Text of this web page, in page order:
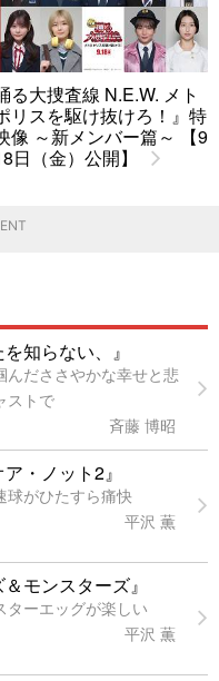
る大捜査線 N.E.W. メト
リスを駆け抜けろ！』特
像 ～新メンバー篇～ 【9
日（金）公開】
知らない、』
んだささやかな幸せと悲
ストで
斉藤 博昭
・ノット2』
球がひたすら痛快
平沢 薫
＆モンスターズ』
ターエッグが楽しい
平沢 薫